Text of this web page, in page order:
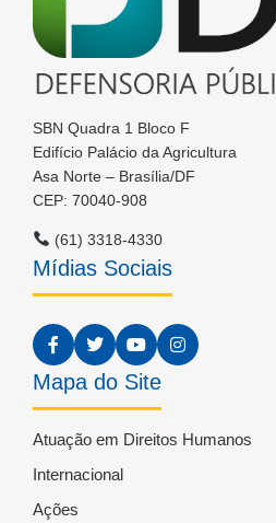
SBN Quadra 1 Bloco F
Edifício Palácio da Agricultura
Asa Norte – Brasília/DF
CEP: 70040-908
(61) 3318-4330
Mídias Sociais
Mapa do Site
Atuação em Direitos Humanos
Internacional
Ações